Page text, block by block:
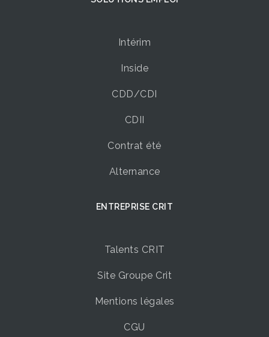
Intérim
Inside
CDD/CDI
CDII
Contrat été
Alternance
ENTREPRISE CRIT
Talents CRIT
Site Groupe Crit
Mentions légales
CGU